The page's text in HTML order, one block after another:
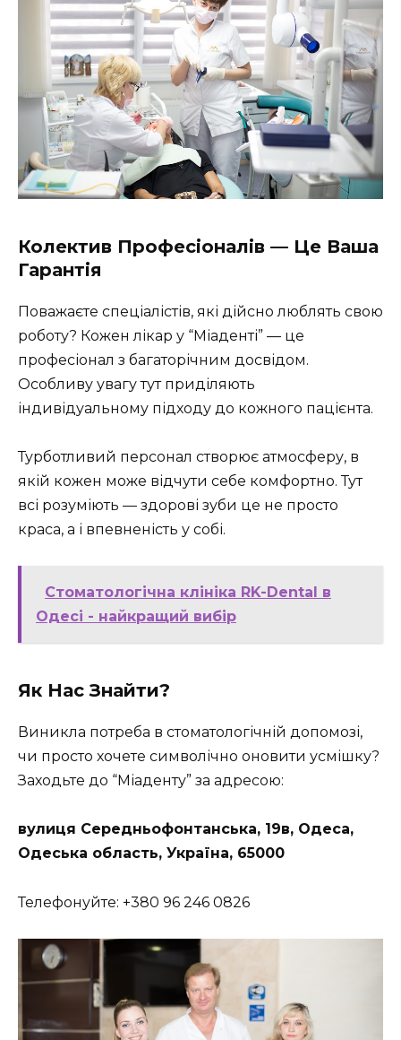
Колектив Професіоналів — Це Ваша
Гарантія
Поважаєте спеціалістів, які дійсно люблять свою
роботу? Кожен лікар у “Міаденті” — це
професіонал з багаторічним досвідом.
Особливу увагу тут приділяють
індивідуальному підходу до кожного пацієнта.
Турботливий персонал створює атмосферу, в
якій кожен може відчути себе комфортно. Тут
всі розуміють — здорові зуби це не просто
краса, а і впевненість у собі.
Стоматологічна клініка RK-Dental в
Одесі - найкращий вибір
Як Нас Знайти?
Виникла потреба в стоматологічній допомозі,
чи просто хочете символічно оновити усмішку?
Заходьте до “Міаденту” за адресою:
вулиця Середньофонтанська, 19в, Одеса,
Одеська область, Україна, 65000
Телефонуйте: +380 96 246 0826